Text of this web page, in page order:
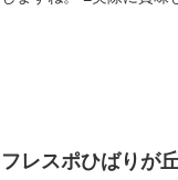
フレスポひばりが